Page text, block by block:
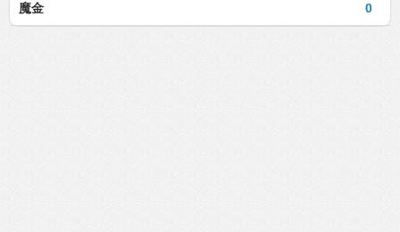
0
魔金